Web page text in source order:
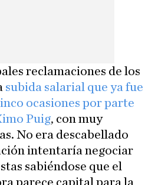
reclamaciones de los
subida salarial que ya fue
ocasiones por parte
Puig, con muy
No era descabellado
intentaría negociar
sabiéndose que el
parece capital para la